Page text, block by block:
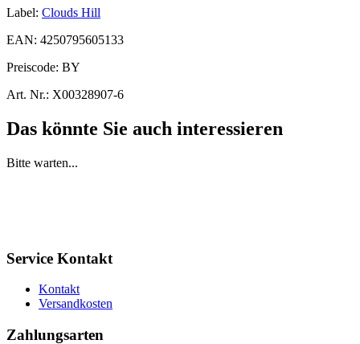
Label: Clouds Hill
EAN: 4250795605133
Preiscode: BY
Art. Nr.: X00328907-6
Das könnte Sie auch interessieren
Bitte warten...
Service Kontakt
Kontakt
Versandkosten
Zahlungsarten